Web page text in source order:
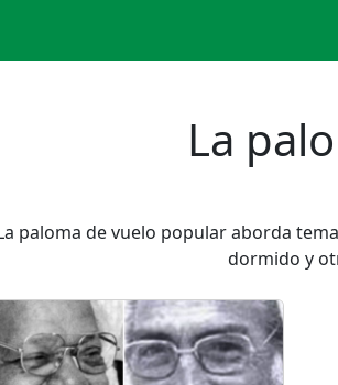
La
paloma de vuelo popular aborda
dormido y